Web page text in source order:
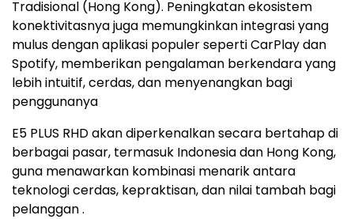
Tradisional (Hong Kong). Peningkatan ekosistem
konektivitasnya juga memungkinkan integrasi yang
mulus dengan aplikasi populer seperti CarPlay dan
Spotify, memberikan pengalaman berkendara yang
lebih intuitif, cerdas, dan menyenangkan bagi
penggunanya
E5 PLUS RHD akan diperkenalkan secara bertahap di
berbagai pasar, termasuk Indonesia dan Hong Kong,
guna menawarkan kombinasi menarik antara
teknologi cerdas, kepraktisan, dan nilai tambah bagi
pelanggan .